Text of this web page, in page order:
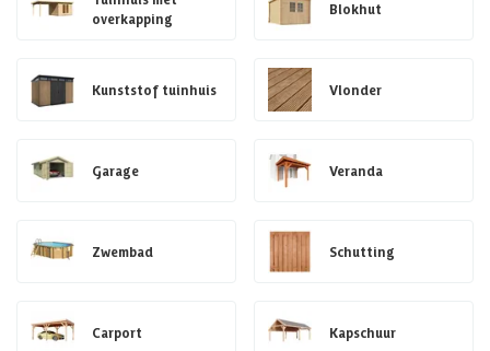
overkapping
Blokhut
Kunststof tuinhuis Vlonder
Garage Veranda
Zwembad Schutting
Carport Kapschuur